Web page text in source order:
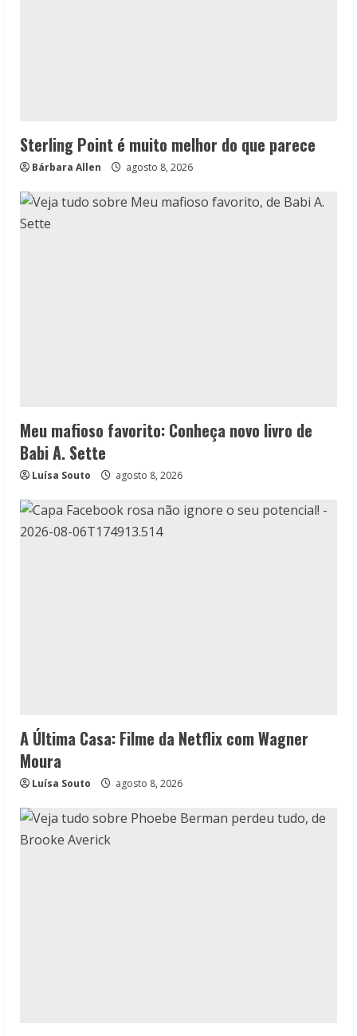
Sterling Point é muito melhor do que parece
Bárbara Allen agosto 8, 2026
Meu mafioso favorito: Conheça novo livro de
Babi A. Sette
Luísa Souto agosto 8, 2026
A Última Casa: Filme da Netflix com Wagner
Moura
Luísa Souto agosto 8, 2026